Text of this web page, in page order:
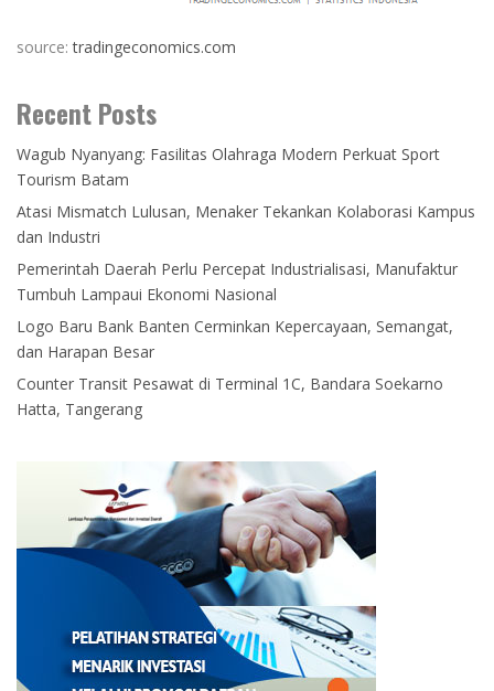
source:tradingeconomics.com
Recent Posts
Wagub Nyanyang: Fasilitas Olahraga Modern Perkuat Sport
Tourism Batam
Atasi Mismatch Lulusan, Menaker Tekankan Kolaborasi Kampus
dan Industri
Pemerintah Daerah Perlu Percepat Industrialisasi, Manufaktur
Tumbuh Lampaui Ekonomi Nasional
Logo Baru Bank Banten Cerminkan Kepercayaan, Semangat,
dan Harapan Besar
Counter Transit Pesawat di Terminal 1C, Bandara Soekarno
Hatta, Tangerang